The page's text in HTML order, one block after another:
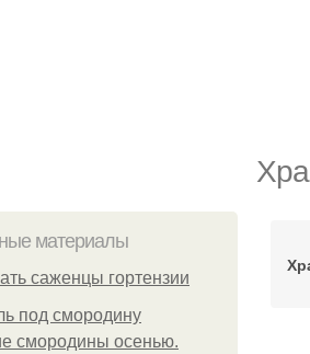
материалы
саженцы гортензии
под смородину
смородины осенью.